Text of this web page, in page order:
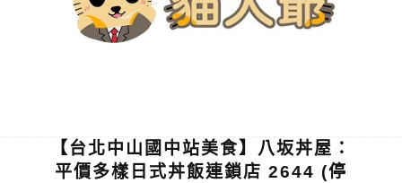
【台北中山國中站美食】八坂丼屋：
平價多樣日式丼飯連鎖店 2644 (停